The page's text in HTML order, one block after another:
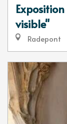
visible"
Radepont